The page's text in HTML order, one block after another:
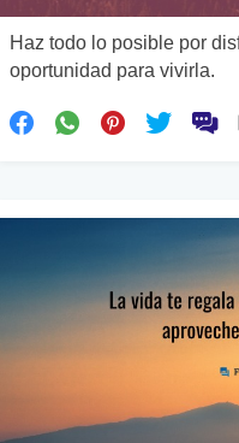
Haz todo lo posible por
oportunidad para vivirla.